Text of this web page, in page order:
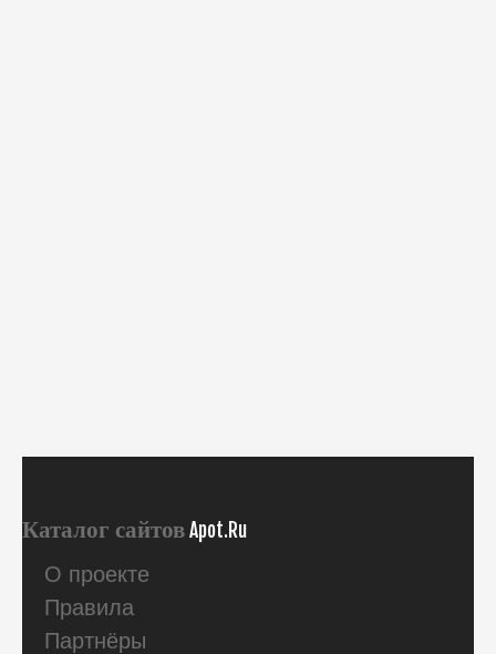
Каталог сайтовApot.Ru
О проекте
Правила
Партнёры